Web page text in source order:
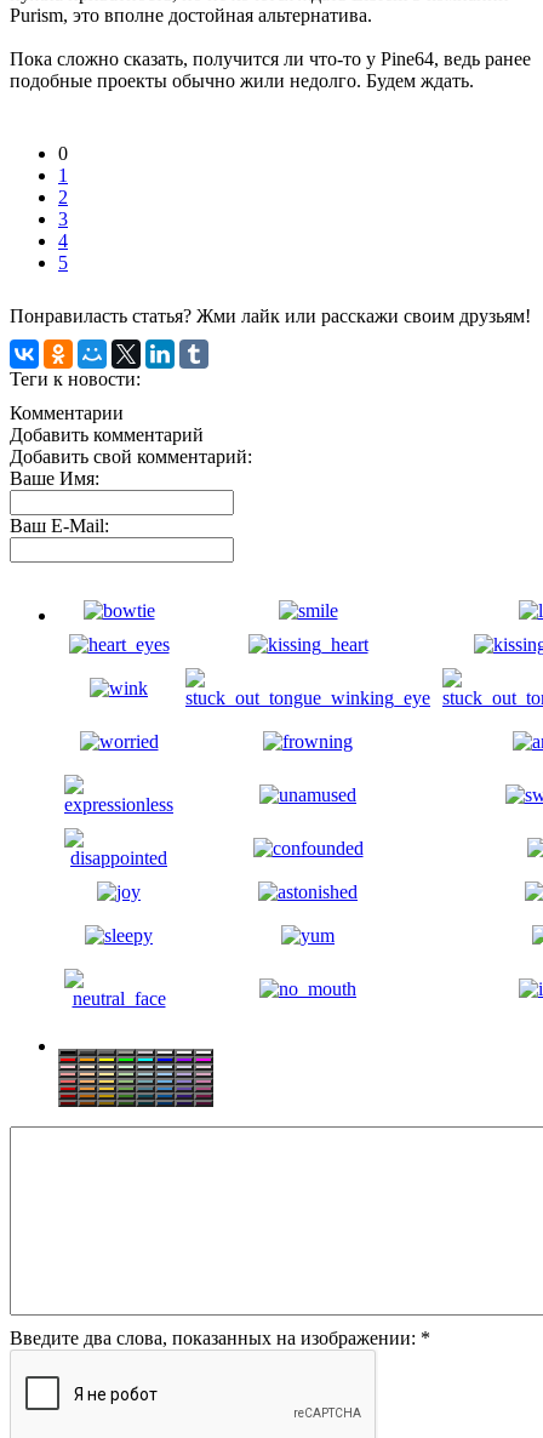
Purism, это вполне достойная альтернатива.
Пока сложно сказать, получится ли что-то у Pine64, ведь ранее
подобные проекты обычно жили недолго. Будем ждать.
0
1
2
3
4
5
Понравиласть статья? Жми лайк или расскажи своим друзьям!
Теги к новости:
Комментарии
Добавить комментарий
Добавить свой комментарий:
Ваше Имя:
Ваш E-Mail:
Введите два слова, показанных на изображении: *